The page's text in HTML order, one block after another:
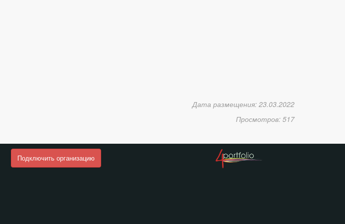
Дата размещения: 23.03.2022
Просмотров: 517
Подключить организацию